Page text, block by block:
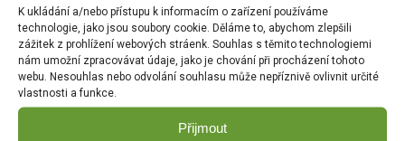
K ukládání a/nebo přístupu k informacím o zařízení používáme
technologie, jako jsou soubory cookie. Děláme to, abychom zlepšili
zážitek z prohlížení webových stráenk. Souhlas s těmito technologiemi
nám umožní zpracovávat údaje, jako je chování při procházení tohoto
webu. Nesouhlas nebo odvolání souhlasu může nepříznivě ovlivnit určité
vlastnosti a funkce.
Přijmout
Paprika zel. NELA F1 pole
64485
DO KOŠÍKU
70.00Kč
Měsíček lékařský NG
1780cc
DO KOŠÍKU
Dobrá semena - Kiwano -